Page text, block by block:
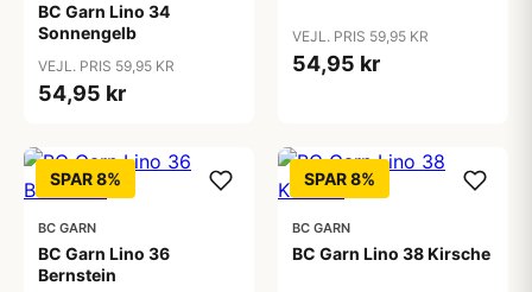
BC Garn Lino 34
Sonnengelb
VEJL. PRIS 59,95 KR
54,95 kr
VEJL. PRIS 59,95 KR
54,95 kr
SPAR 8%
BC GARN
BC Garn Lino 36
Bernstein
SPAR 8%
BC GARN
BC Garn Lino 38 Kirsche